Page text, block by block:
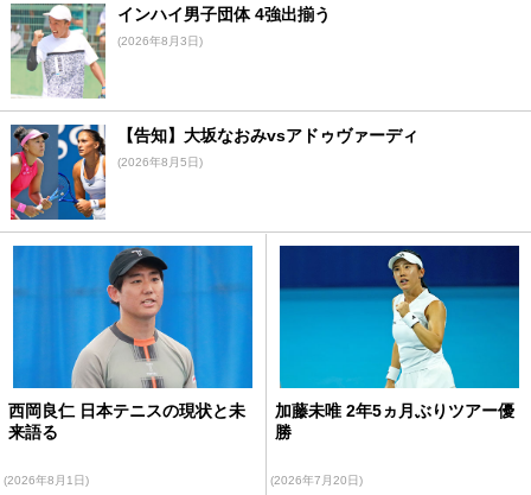
インハイ男子団体 4強出揃う
(2026年8月3日)
【告知】大坂なおみvsアドゥヴァーディ
(2026年8月5日)
西岡良仁 日本テニスの現状と未
来語る
(2026年8月1日)
加藤未唯 2年5ヵ月ぶりツアー優
勝
(2026年7月20日)